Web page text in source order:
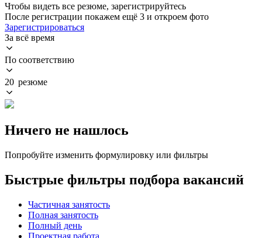
Чтобы видеть все резюме, зарегистрируйтесь
После регистрации покажем ещё 3 и откроем фото
Зарегистрироваться
За всё время
По соответствию
20 резюме
Ничего не нашлось
Попробуйте изменить формулировку или фильтры
Быстрые фильтры подбора вакансий
Частичная занятость
Полная занятость
Полный день
Проектная работа